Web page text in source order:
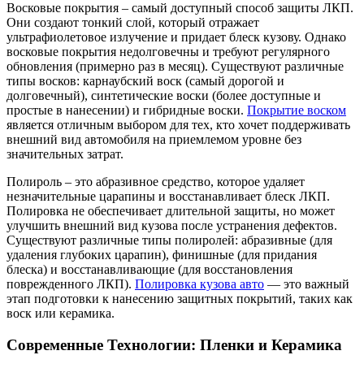
Восковые покрытия – самый доступный способ защиты ЛКП.
Они создают тонкий слой, который отражает
ультрафиолетовое излучение и придает блеск кузову. Однако
восковые покрытия недолговечны и требуют регулярного
обновления (примерно раз в месяц). Существуют различные
типы восков: карнаубский воск (самый дорогой и
долговечный), синтетические воски (более доступные и
простые в нанесении) и гибридные воски. Покрытие воском
является отличным выбором для тех, кто хочет поддерживать
внешний вид автомобиля на приемлемом уровне без
значительных затрат.
Полироль – это абразивное средство, которое удаляет
незначительные царапины и восстанавливает блеск ЛКП.
Полировка не обеспечивает длительной защиты, но может
улучшить внешний вид кузова после устранения дефектов.
Существуют различные типы полиролей: абразивные (для
удаления глубоких царапин), финишные (для придания
блеска) и восстанавливающие (для восстановления
поврежденного ЛКП). Полировка кузова авто — это важный
этап подготовки к нанесению защитных покрытий, таких как
воск или керамика.
Современные Технологии: Пленки и Керамика